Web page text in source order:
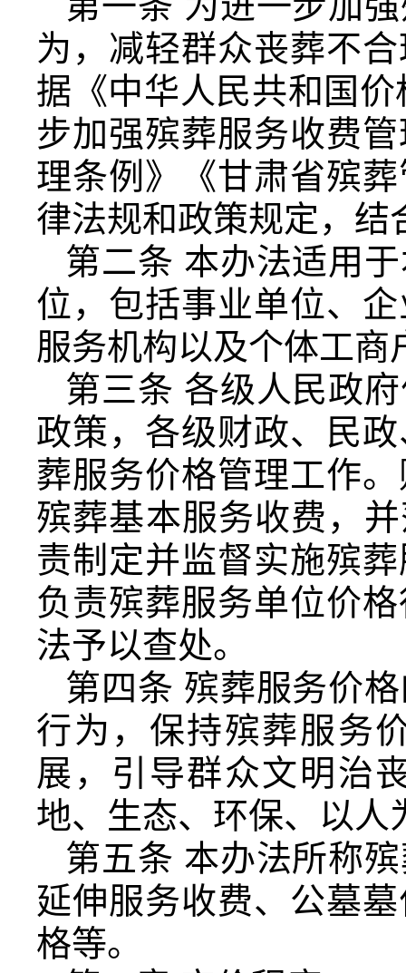
为，减轻群众丧葬不
据《中华人民共和国
步加强殡葬服务收费
理条例》《甘肃省殡
律法规和政策规定，结
第二条 本办法适用
位，包括事业单位、
服务机构以及个体工商
第三条 各级人民政
政策，各级财政、民
葬服务价格管理工作
殡葬基本服务收费，
责制定并监督实施殡
负责殡葬服务单位价
法予以查处。
第四条 殡葬服务价
行为，保持殡葬服务
展，引导群众文明治
地、生态、环保、以人
第五条 本办法所称
延伸服务收费、公墓
格等。